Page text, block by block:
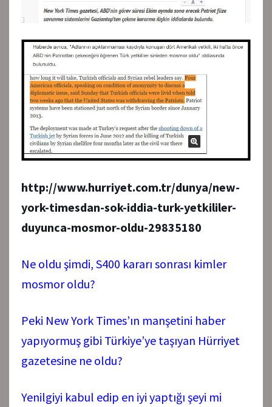
http://www.hurriyet.com.tr/dunya/new-
york-timesdan-sok-iddia-turk-yetkililer-
duyunca-mosmor-oldu-29835180
Ne oldu şimdi, S400 kararı sonrası kimler
mosmor oldu?
Peki New York Times’ın manşetini haber
yapıyormuş gibi Türkiye’ye taşıyan Hürriyet
gazetesine ne oldu?
Yenilgiyi kabul edip en iyi yaptığı şeyi mi